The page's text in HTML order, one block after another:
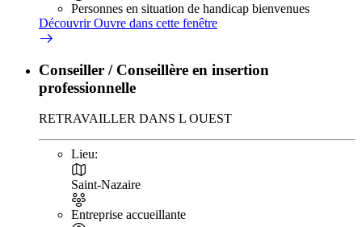
Personnes en situation de handicap bienvenues
DécouvrirOuvre dans cette fenêtre
Conseiller / Conseillère en insertion
professionnelle
RETRAVAILLER DANS L OUEST
Lieu:
Saint-Nazaire
Entreprise accueillante